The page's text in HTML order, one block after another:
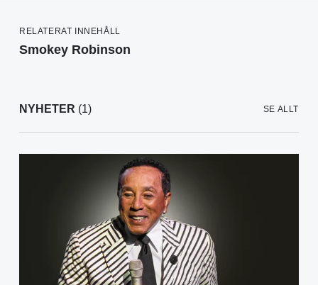
RELATERAT INNEHÅLL
Smokey Robinson
NYHETER (1) SE ALLT